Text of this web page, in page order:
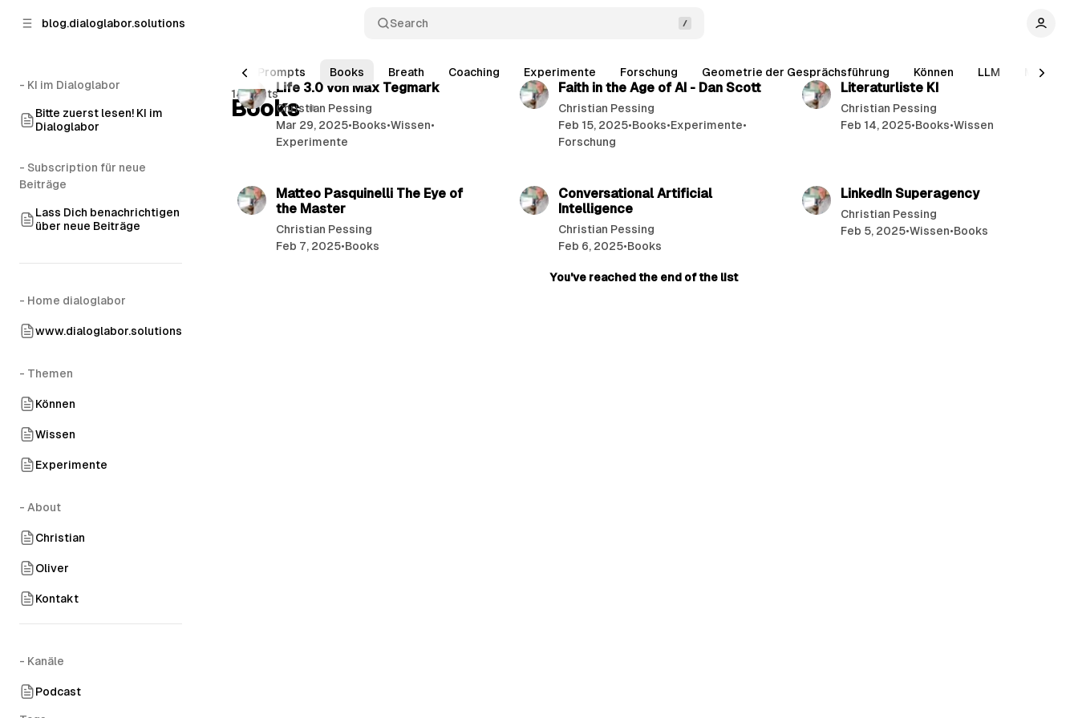
blog.dialoglabor.solutions Search
- KI im Dialoglabor
Bitte zuerst lesen! KI im
Dialoglabor
- Subscription für neue
Beiträge
Lass Dich benachrichtigen
über neue Beiträge
- Home dialoglabor
www.dialoglabor.solutions
- Themen
Können
Wissen
Experimente
- About
Christian
Oliver
Kontakt
- Kanäle
Podcast
38 Prompts Books Breath Coaching Experimente Forschung Geometrie der Gesprächsführung Können LLM
Mind in
14 posts
Books
PostsLife 3.0 von Max Tegmark
Christian Pessing
Mar 29, 2025•Books•Wissen•
Experimente
Faith in the Age of AI - Dan Scott
Christian Pessing
Feb 15, 2025•Books•Experimente•
Forschung
Literaturliste KI
Christian Pessing
Feb 14, 2025•Books•Wissen
Matteo Pasquinelli The Eye of
the Master
Christian Pessing
Feb 7, 2025•Books
Conversational Artificial
Intelligence
Christian Pessing
Feb 6, 2025•Books
LinkedIn Superagency
Christian Pessing
Feb 5, 2025•Wissen•Books
You've reached the end of the list